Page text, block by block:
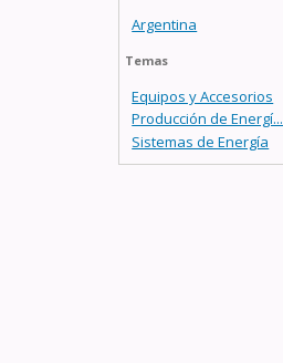
Argentina
Temas
Equipos y Accesorios
Producción de Energí...
Sistemas de Energía